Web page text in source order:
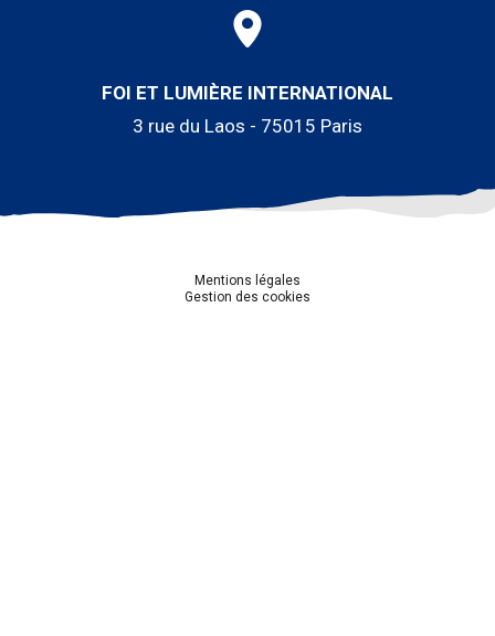
FOI ET LUMIÈRE INTERNATIONAL
3 rue du Laos - 75015 Paris
Mentions légales
Gestion des cookies